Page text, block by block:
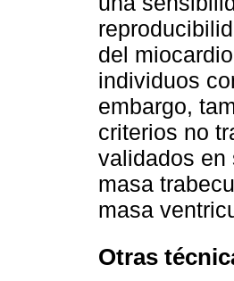
del
individuos
embargo,
criterios no
validados en
masa
masa
Otras